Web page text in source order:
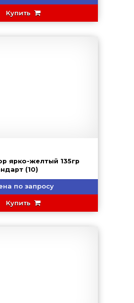
Купить
ярко-желтый 135гр
(10)
по запросу
Купить